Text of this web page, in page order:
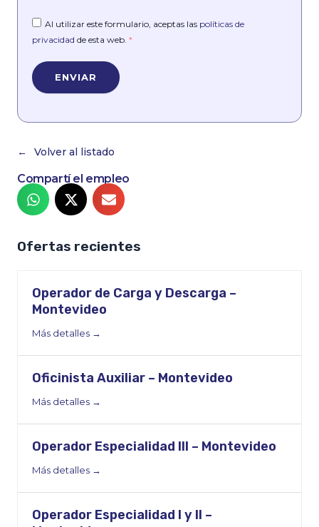
Al utilizar este formulario, aceptas las políticas de
privacidad de esta web. *
Volver al listado
Compartí el empleo
Ofertas recientes
Operador de Carga y Descarga –
Montevideo
Más detalles
Oficinista Auxiliar – Montevideo
Más detalles
Operador Especialidad III – Montevideo
Más detalles
Operador Especialidad I y II –